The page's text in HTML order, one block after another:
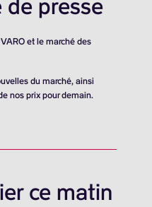
presse
et le marché des
du marché, ainsi
nos prix pour demain.
ce matin